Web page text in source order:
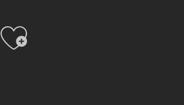
Ajouter